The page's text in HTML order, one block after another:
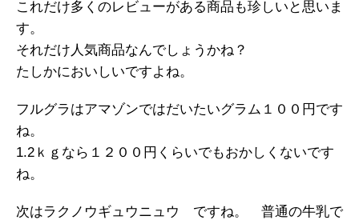
これだけ多くのレビューがある商品も珍しいと思いま
す。
それだけ人気商品なんでしょうかね？
たしかにおいしいですよね。
フルグラはアマゾンではだいたいグラム１００円です
ね。
1.2ｋｇなら１２００円くらいでもおかしくないです
ね。
次はラクノウギュウニュウ ですね。 普通の牛乳で